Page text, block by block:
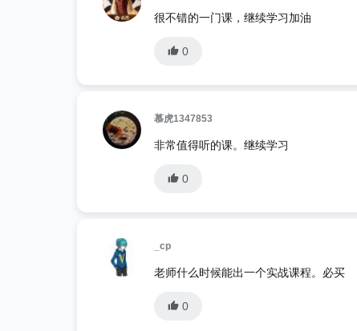
很不错的一门课，继续学习加油
0
慕虎1347853
非常值得听的课。继续学习
0
_cp
老师什么时候能出一个实战课程。必买
0